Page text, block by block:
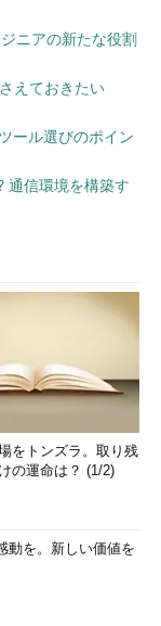
ーザーがポリシー
を判別し、対象と
ツリーに対応する
のキーに値を
で動作している。
の処理（レジスト
ばWindows NTの
なものが挙げられ
は最初からほぼ
なっているかどう
を見てくれるの
む。
ニアの新たな役割
えておきたい
ール選びのポイン
通信環境を構築す
をトンズラ。取り残
の運命は？ (1/2)
動を。新しい価値を